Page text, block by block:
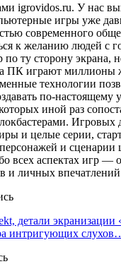
igrovidos.ru. У нас
игры уже
современного
к желанию людей с
ту сторону экрана,
ПК играют миллионы
технологии
по-настоящему
иной раз
Игровых
и целые серии,
и сценарии
всех аспектах игр —
и личных
детали экранизации
интригующих